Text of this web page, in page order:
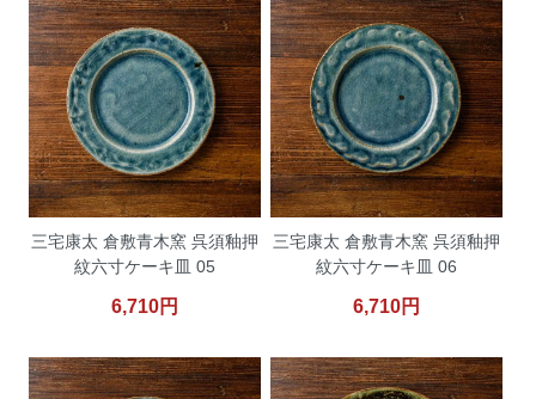
三宅康太 倉敷青木窯 呉須釉押
紋六寸ケーキ皿 05
6,710円
三宅康太 倉敷青木窯 呉須釉押
紋六寸ケーキ皿 06
6,710円